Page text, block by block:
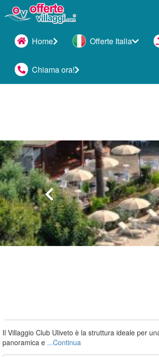
Home Offerte Italia
Chiama ora!
Il Villaggio Club Uliveto è la struttura ideale per
panoramica e ...Continua